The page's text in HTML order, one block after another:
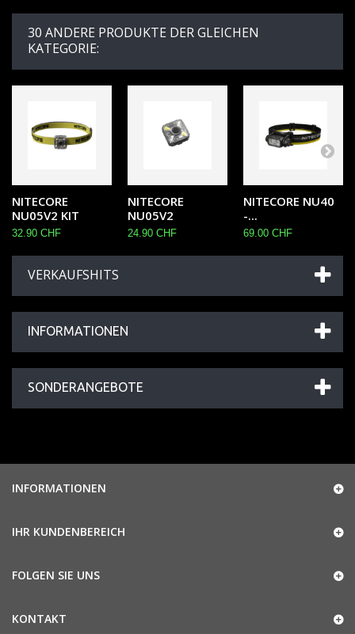
30 ANDERE PRODUKTE DER GLEICHEN
KATEGORIE:
NITECORE
NU05V2 KIT
32.90 CHF
NITECORE
NU05V2
24.90 CHF
NITECORE NU40
-...
69.00 CHF
VERKAUFSHITS
INFORMATIONEN
SONDERANGEBOTE
INFORMATIONEN
IHR KUNDENBEREICH
FOLGEN SIE UNS
KONTAKT